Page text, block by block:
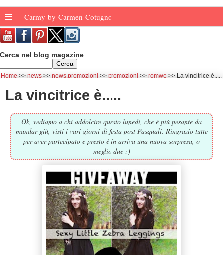
≡ Carmy by Carmen Cotugno
Cerca nel blog magazine
Home news news.promozioni promozioni romwe La vincitrice è.....
La vincitrice è.....
Ok, vediamo a chi addolcire questo lunedì, che è più pesante da
mandar giù, visti i vari giorni di festa post Pasquali. Ringrazio tutte
per aver partecipato e presto è in arriva una nuova sorpresa, o
meglio due :)